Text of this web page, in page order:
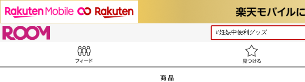
商品